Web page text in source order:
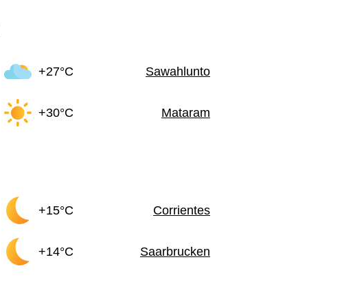
+27°C Sawahlunto
+30°C Mataram
+15°C Corrientes
+14°C Saarbrucken